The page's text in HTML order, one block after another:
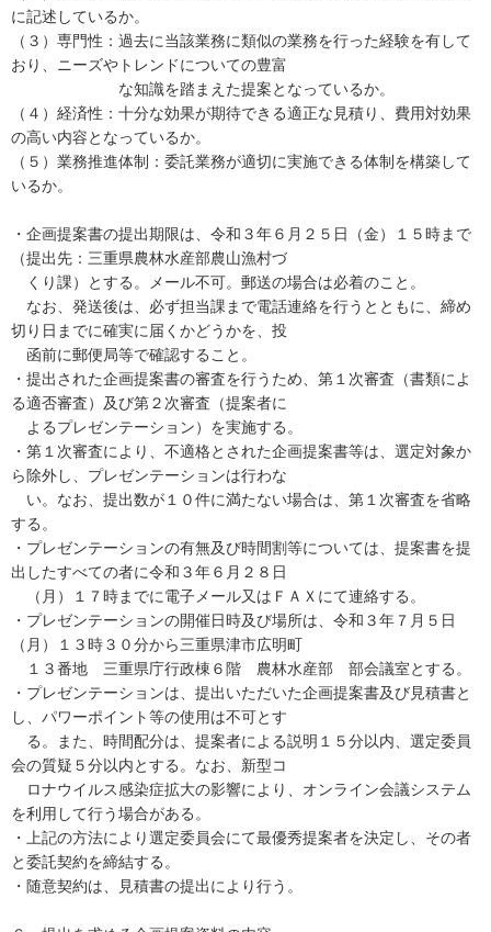
に記述しているか。
（３）専門性：過去に当該業務に類似の業務を行った経験を有して
おり、ニーズやトレンドについての豊富
な知識を踏まえた提案となっているか。
（４）経済性：十分な効果が期待できる適正な見積り、費用対効果
の高い内容となっているか。
（５）業務推進体制：委託業務が適切に実施できる体制を構築して
いるか。
・企画提案書の提出期限は、令和３年６月２５日（金）１５時まで
（提出先：三重県農林水産部農山漁村づ
くり課）とする。メール不可。郵送の場合は必着のこと。
なお、発送後は、必ず担当課まで電話連絡を行うとともに、締め
切り日までに確実に届くかどうかを、投
函前に郵便局等で確認すること。
・提出された企画提案書の審査を行うため、第１次審査（書類によ
る適否審査）及び第２次審査（提案者に
よるプレゼンテーション）を実施する。
・第１次審査により、不適格とされた企画提案書等は、選定対象か
ら除外し、プレゼンテーションは行わな
い。なお、提出数が１０件に満たない場合は、第１次審査を省略
する。
・プレゼンテーションの有無及び時間割等については、提案書を提
出したすべての者に令和３年６月２８日
（月）１７時までに電子メール又はＦＡＸにて連絡する。
・プレゼンテーションの開催日時及び場所は、令和３年７月５日
（月）１３時３０分から三重県津市広明町
１３番地 三重県庁行政棟６階 農林水産部 部会議室とする。
・プレゼンテーションは、提出いただいた企画提案書及び見積書と
し、パワーポイント等の使用は不可とす
る。また、時間配分は、提案者による説明１５分以内、選定委員
会の質疑５分以内とする。なお、新型コ
ロナウイルス感染症拡大の影響により、オンライン会議システム
を利用して行う場合がある。
・上記の方法により選定委員会にて最優秀提案者を決定し、その者
と委託契約を締結する。
・随意契約は、見積書の提出により行う。